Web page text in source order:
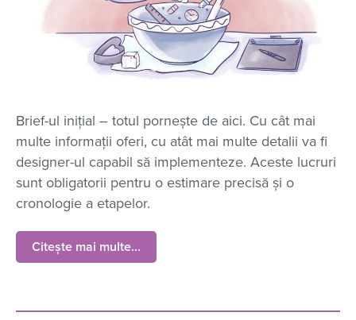
Brief-ul inițial – totul pornește de aici. Cu cât mai
multe informații oferi, cu atât mai multe detalii va fi
designer-ul capabil să implementeze. Aceste lucruri
sunt obligatorii pentru o estimare precisă și o
cronologie a etapelor.
Citește mai multe...